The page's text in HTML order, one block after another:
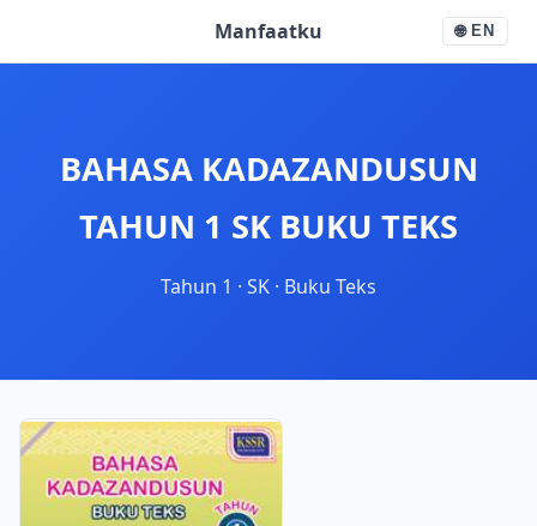
Manfaatku 🌐 EN
BAHASA KADAZANDUSUN
TAHUN 1 SK BUKU TEKS
Tahun 1 · SK · Buku Teks